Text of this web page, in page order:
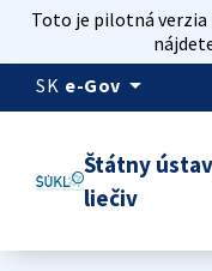
Toto je pilotná verzia
SK e-Gov arrow_drop_down
Štátny
liečiv